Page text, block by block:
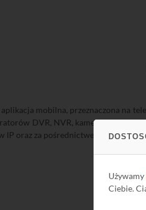
Używamy
Ciebie.
mobilna, przeznaczona na
DVR, NVR, kamer sieciowych
IP oraz za pośrednictwem chmury